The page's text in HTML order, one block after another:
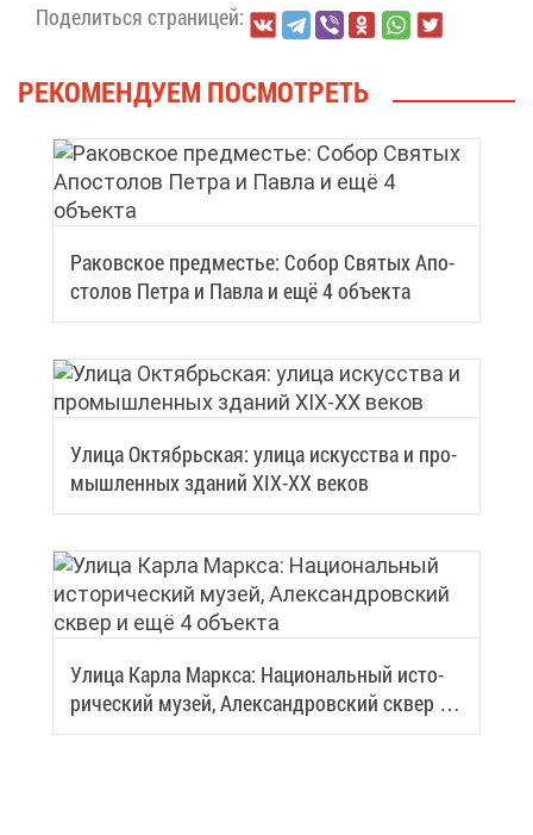
По­де­лить­ся стра­ни­цей:
РЕ­КО­МЕН­ДУ­ЕМ ПО­СМОТ­РЕТЬ
Ра­ков­ское пред­ме­стье: Со­бор Свя­тых Апо­
сто­лов Пет­ра и Пав­ла и ещё 4 объ­ек­та
Ули­ца Ок­тябрь­ская: ули­ца ис­кус­ства и про­
мыш­лен­ных зда­ний XIX-XX ве­ков
Ули­ца Кар­ла Марк­са: На­ци­о­наль­ный ис­то­
ри­че­ский му­зей, Алек­сан­дров­ский сквер и
ещё 4 объ­ек­та